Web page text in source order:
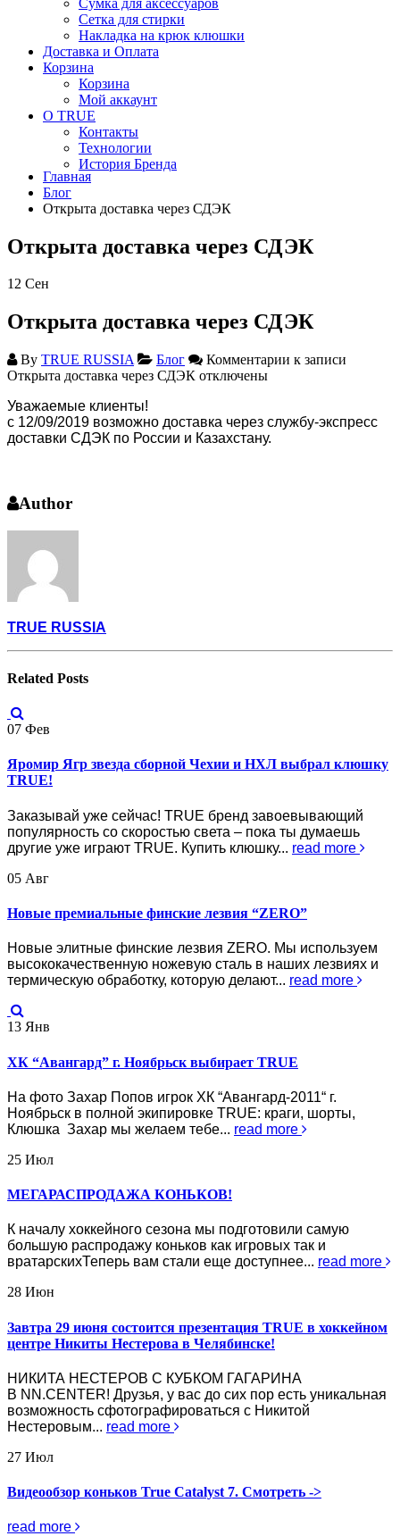
Сетка для стирки
Накладка на крюк клюшки
Доставка и Оплата
Корзина
Корзина
Мой аккаунт
О TRUE
Контакты
Технологии
История Бренда
Главная
Блог
Открыта доставка через СДЭК
Открыта доставка через СДЭК
12 Сен
Открыта доставка через СДЭК
By TRUE RUSSIA Блог Комментарии к записи
Открыта доставка через СДЭК отключены
Уважаемые клиенты!
с 12/09/2019 возможно доставка через службу-экспресс
доставки СДЭК по России и Казахстану.
Author
TRUE RUSSIA
Related Posts
07 Фев
Яромир Ягр звезда сборной Чехии и НХЛ выбрал клюшку
TRUE!
Заказывай уже сейчас! TRUE бренд завоевывающий
популярность со скоростью света – пока ты думаешь
другие уже играют TRUE. Купить клюшку... read more
05 Авг
Новые премиальные финские лезвия “ZERO”
Новые элитные финские лезвия ZERO. Мы используем
высококачественную ножевую сталь в наших лезвиях и
термическую обработку, которую делают... read more
13 Янв
ХК “Авангард” г. Ноябрьск выбирает TRUE
На фото Захар Попов игрок ХК “Авангард-2011“ г.
Ноябрьск в полной экипировке TRUE: краги, шорты,
Клюшка Захар мы желаем тебе... read more
25 Июл
МЕГАРАСПРОДАЖА КОНЬКОВ!
К началу хоккейного сезона мы подготовили самую
большую распродажу коньков как игровых так и
вратарскихТеперь вам стали еще доступнее... read more
28 Июн
Завтра 29 июня состоится презентация TRUE в хоккейном
центре Никиты Нестерова в Челябинске!
НИКИТА НЕСТЕРОВ С КУБКОМ ГАГАРИНА
В NN.CENTER! Друзья, у вас до сих пор есть уникальная
возможность сфотографироваться с Никитой
Нестеровым... read more
27 Июл
Видеообзор коньков True Catalyst 7. Смотреть ->
read more